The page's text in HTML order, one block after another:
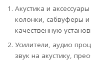
Акустика и
колонки, сабвуферы
качественную
Усилители, аудио
звук на акустику,